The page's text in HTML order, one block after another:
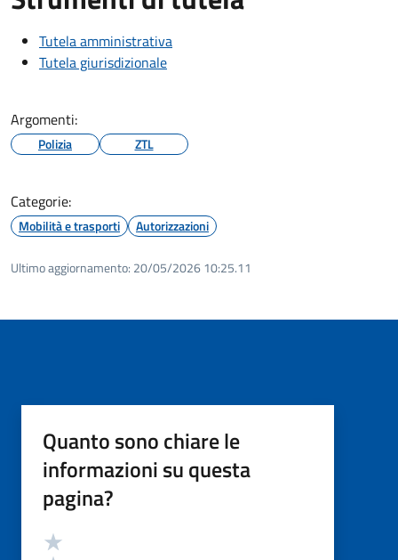
Tutela amministrativa
Tutela giurisdizionale
Argomenti:
Polizia ZTL
Categorie:
Mobilità e trasporti Autorizzazioni
Ultimo aggiornamento: 20/05/2026 10:25.11
Quanto sono chiare le
informazioni su questa
pagina?
Valutazione